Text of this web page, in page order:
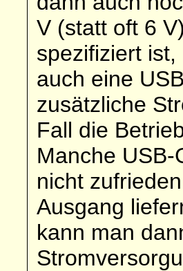
V (statt oft 6
spezifiziert
auch eine
zusätzliche
Fall die
Manche
nicht
Ausgang
kann man